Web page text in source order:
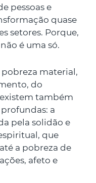
pessoas e
quase
setores. Porque,
é uma só.
pobreza material,
do
também
a
pela solidão e
que
a pobreza de
afeto e